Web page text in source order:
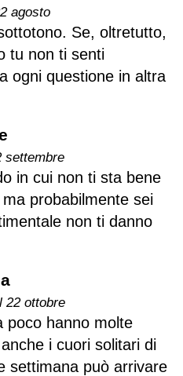
agosto
Se, oltretutto,
tu non ti senti
ogni questione in altra
settembre
in cui non ti sta bene
probabilmente sei
non ti danno
22 ottobre
poco hanno molte
i cuori solitari di
settimana può arrivare